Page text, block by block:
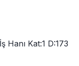
Hanı Kat:1 D:173